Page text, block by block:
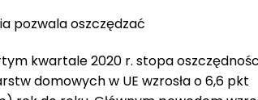
pozwala oszczędzać
kwartale 2020 r. stopa
domowych w UE wzrosła o 6,6 pkt